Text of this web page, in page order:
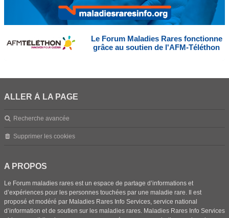
Le Forum Maladies Rares fonctionne
grâce au soutien de l'AFM-Téléthon
ALLER À LA PAGE
Recherche avancée
Supprimer les cookies
A PROPOS
Le Forum maladies rares est un espace de partage d’informations et
d’expériences pour les personnes touchées par une maladie rare. Il est
proposé et modéré par Maladies Rares Info Services, service national
d’information et de soutien sur les maladies rares. Maladies Rares Info Services